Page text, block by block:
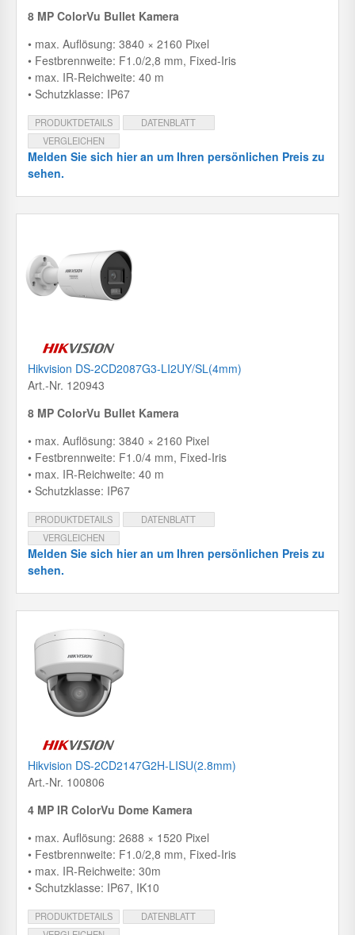
8 MP ColorVu Bullet Kamera
• max. Auflösung: 3840 × 2160 Pixel
• Festbrennweite: F1.0/2,8 mm, Fixed-Iris
• max. IR-Reichweite: 40 m
• Schutzklasse: IP67
PRODUKTDETAILS
DATENBLATT
VERGLEICHEN
Melden Sie sich hier an um Ihren persönlichen Preis zu
sehen.
Hikvision DS-2CD2087G3-LI2UY/SL(4mm)
Art.-Nr. 120943
8 MP ColorVu Bullet Kamera
• max. Auflösung: 3840 × 2160 Pixel
• Festbrennweite: F1.0/4 mm, Fixed-Iris
• max. IR-Reichweite: 40 m
• Schutzklasse: IP67
PRODUKTDETAILS
DATENBLATT
VERGLEICHEN
Melden Sie sich hier an um Ihren persönlichen Preis zu
sehen.
Hikvision DS-2CD2147G2H-LISU(2.8mm)
Art.-Nr. 100806
4 MP IR ColorVu Dome Kamera
• max. Auflösung: 2688 × 1520 Pixel
• Festbrennweite: F1.0/2,8 mm, Fixed-Iris
• max. IR-Reichweite: 30m
• Schutzklasse: IP67, IK10
PRODUKTDETAILS
DATENBLATT